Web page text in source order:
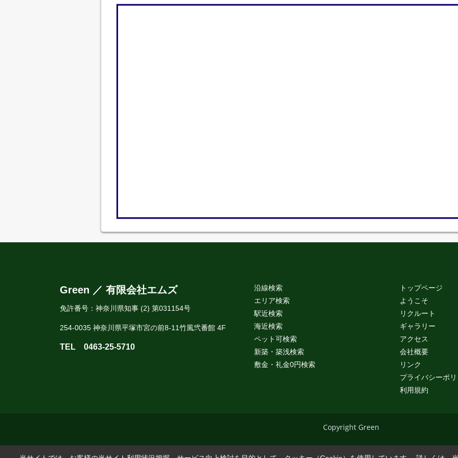
Green ／ 有限会社エムズ
免許番号：神奈川県知事 (2) 第031154号
254-0035 神奈川県平塚市宮の前8-11竹風弐番館 4F
TEL 0463-25-5710
沿線検索
エリア検索
駅近検索
海近検索
ペット可検索
新築・築浅検索
敷金・礼金0円検索
トップページ
ようこそ
リクルート
ギャラリー
アクセス
会社概要
リンク
プライバシーポ
利用規約
Copyright Green